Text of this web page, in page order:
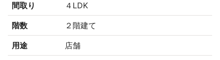
間取り ４LDK
階数 ２階建て
用途 店舗